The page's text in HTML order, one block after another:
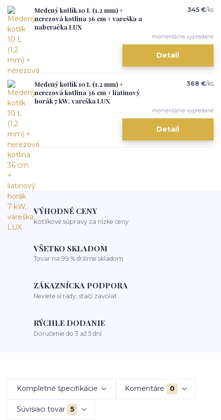
Medený kotlík 10 L (1,2 mm) +
nerezová kotlina 36 cm + vareška a
naberačka LUX
345 €/ks
momentálne vypredané
Detail
Medený kotlík 10 L (1,2 mm) +
nerezová kotlina 36 cm + liatinový
horák 7 kW, vareška LUX
368 €/ks
momentálne vypredané
Detail
VÝHODNÉ CENY
Kotlíkové súpravy za nízke ceny
VŠETKO SKLADOM
Tovar na 99 % držíme skladom
ZÁKAZNÍCKA PODPORA
Neviete si rady, stačí zavolať
RÝCHLE DODANIE
Doručenie do 3 až 5 dní
Kompletné špecifikácie Komentáre 0
Súvisiaci tovar 5